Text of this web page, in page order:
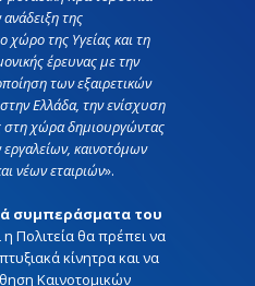
της
χώρο της Υγείας και τη
έρευνας με την
των εξαιρετικών
Ελλάδα, την ενίσχυση
στη χώρα δημιουργώντας
καινοτόμων
νέων εταιριών».
συμπεράσματα του
η Πολιτεία θα πρέπει να
κίνητρα και να
Καινοτομικών